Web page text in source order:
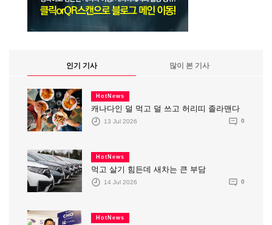
인기 기사 많이 본 기사
HotNews
캐나다인 덜 먹고 덜 쓰고 허리띠 졸라맨다
13 Jul 2026 0
HotNews
먹고 살기 힘든데 새차는 큰 부담
14 Jul 2026 0
HotNews